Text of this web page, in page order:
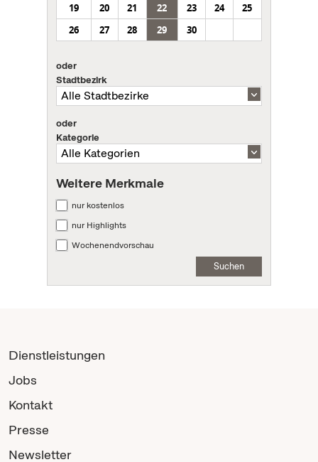
19
20 21 22 23 24
25
26
27 28 29 30
oder
Stadtbezirk
oder
Kategorie
Weitere Merkmale
nur kostenlos
nur Highlights
Wochenendvorschau
Suchen
Dienstleistungen
Jobs
Kontakt
Presse
Newsletter